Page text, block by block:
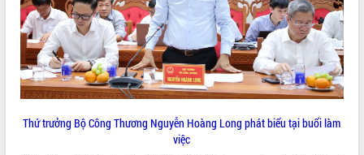
LIÊN KẾT WEB
THỐNG KÊ TRUY CẬP
Thứ trưởng Bộ Công Thương Nguyễn Hoàng Long phát biểu tại buổi làm
việc